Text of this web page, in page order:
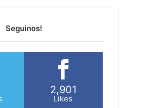
Seguinos!
2,901
Likes